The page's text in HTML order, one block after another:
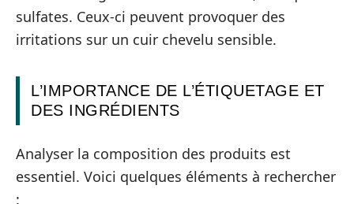
sulfates. Ceux-ci peuvent provoquer des
irritations sur un cuir chevelu sensible.
L’IMPORTANCE DE L’ÉTIQUETAGE ET
DES INGRÉDIENTS
Analyser la composition des produits est
essentiel. Voici quelques éléments à rechercher
: